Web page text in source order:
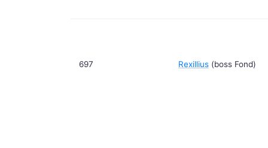
697 Rexillius (boss Fond)